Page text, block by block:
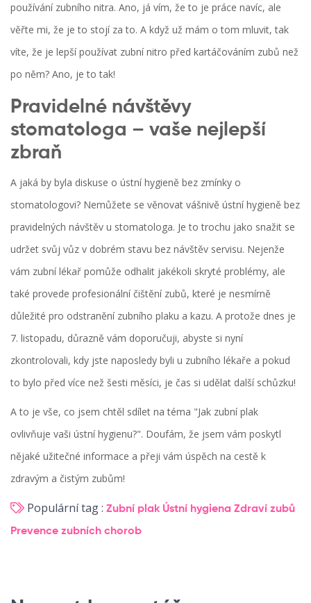
používání zubního nitra. Ano, já vím, že to je práce navíc, ale
věřte mi, že je to stojí za to. A když už mám o tom mluvit, tak
víte, že je lepší používat zubní nitro před kartáčováním zubů než
po něm? Ano, je to tak!
Pravidelné návštěvy
stomatologa – vaše nejlepší
zbraň
A jaká by byla diskuse o ústní hygieně bez zmínky o
stomatologovi? Nemůžete se věnovat vášnivě ústní hygieně bez
pravidelných návštěv u stomatologa. Je to trochu jako snažit se
udržet svůj vůz v dobrém stavu bez návštěv servisu. Nejenže
vám zubní lékař pomůže odhalit jakékoli skryté problémy, ale
také provede profesionální čištění zubů, které je nesmírně
důležité pro odstranění zubního plaku a kazu. A protože dnes je
7. listopadu, důrazně vám doporučuji, abyste si nyní
zkontrolovali, kdy jste naposledy byli u zubního lékaře a pokud
to bylo před více než šesti měsíci, je čas si udělat další schůzku!
A to je vše, co jsem chtěl sdílet na téma "Jak zubní plak
ovlivňuje vaši ústní hygienu?". Doufám, že jsem vám poskytl
nějaké užitečné informace a přeji vám úspěch na cestě k
zdravým a čistým zubům!
Populární tag : Zubní plak Ústní hygiena Zdraví zubů
Prevence zubních chorob